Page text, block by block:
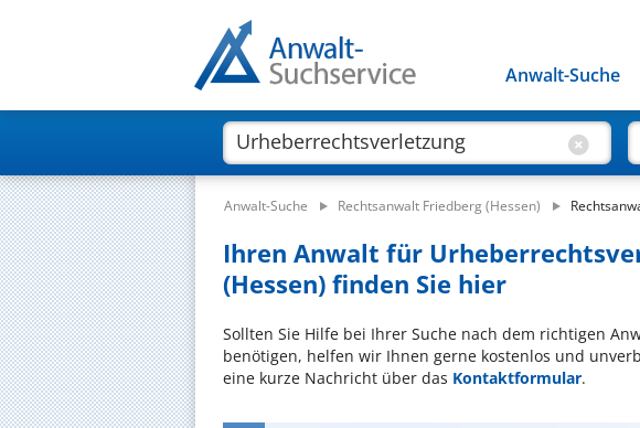
Anwalt-Suche
Anwalt-Suche Rechtsanwalt Friedberg (Hessen)
Ihren Anwalt für
(Hessen) finden Sie hier
Sollten Sie Hilfe bei Ihrer Suche nach dem richtigen
benötigen, helfen wir Ihnen gerne kostenlos und
eine kurze Nachricht über das Kontaktformular.